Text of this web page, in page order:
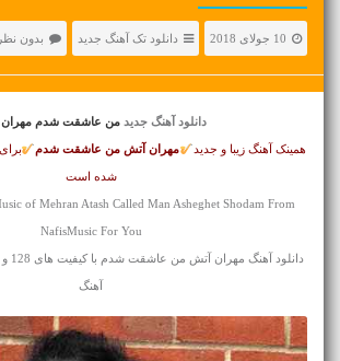
10 جولای 2018 دانلود تک آهنگ جدید بدون نظر
دانلود آهنگ جدید من عاشقت شدم
همینک آهنگ زیبا و جدید مهران آتش من عاشقت شدم
شده است
of Mehran Atash Called Man Asheghet Shodam From
NafisMusic For You
آهنگ